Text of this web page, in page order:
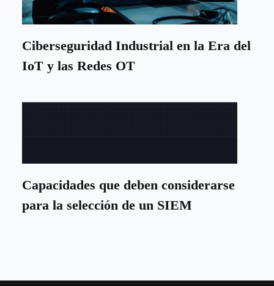
Ciberseguridad Industrial en la Era del
IoT y las Redes OT
Capacidades que deben considerarse
para la selección de un SIEM